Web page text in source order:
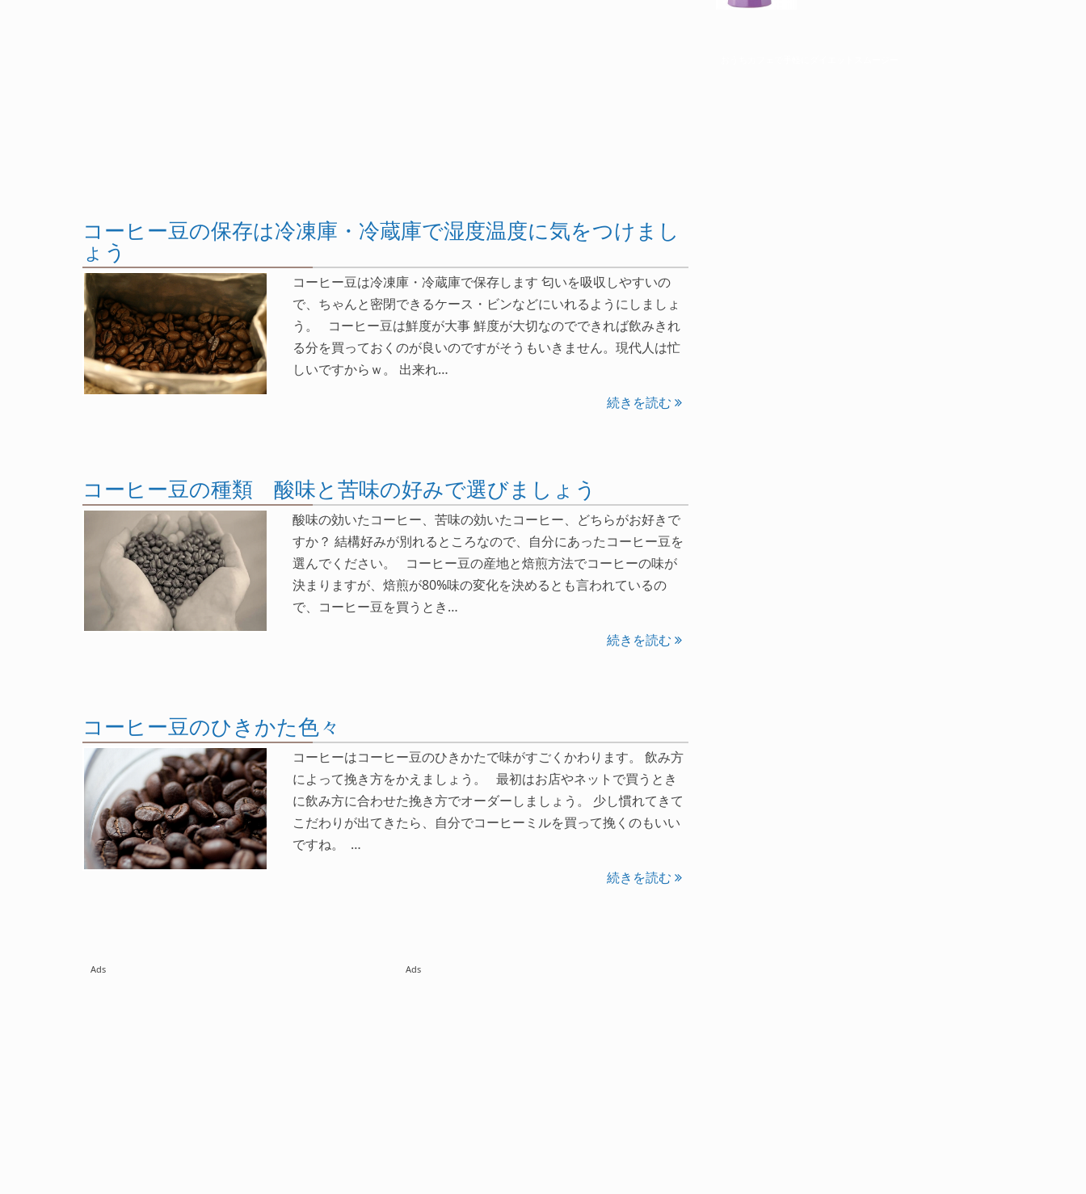
コーヒー豆の保存は冷凍庫・冷蔵庫で湿度温度に気をつけまし
ょう
コーヒー豆は冷凍庫・冷蔵庫で保存します 匂いを吸収しやすいの
で、ちゃんと密閉できるケース・ビンなどにいれるようにしましょ
う。 コーヒー豆は鮮度が大事 鮮度が大切なのでできれば飲みきれ
る分を買っておくのが良いのですがそうもいきません。現代人は忙
しいですからｗ。 出来れ…
続きを読む
コーヒー豆の種類 酸味と苦味の好みで選びましょう
酸味の効いたコーヒー、苦味の効いたコーヒー、どちらがお好きで
すか？ 結構好みが別れるところなので、自分にあったコーヒー豆を
選んでください。 コーヒー豆の産地と焙煎方法でコーヒーの味が
決まりますが、焙煎が80%味の変化を決めるとも言われているの
で、コーヒー豆を買うとき…
続きを読む
コーヒー豆のひきかた色々
コーヒーはコーヒー豆のひきかたで味がすごくかわります。 飲み方
によって挽き方をかえましょう。 最初はお店やネットで買うとき
に飲み方に合わせた挽き方でオーダーしましょう。 少し慣れてきて
こだわりが出てきたら、自分でコーヒーミルを買って挽くのもいい
ですね。 …
続きを読む
Ads Ads